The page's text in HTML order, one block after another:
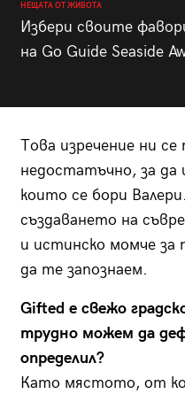
НЕЩАТА ОТ ЖИВОТА
Избери своите
на Go Guide Seaside
Това изречение ни се
недостатъчно, за да
които се бори
създаването на
и истинско момче за
да те запознаем.
Gifted е свежо
трудно можем да
определил?
Като мястото, от